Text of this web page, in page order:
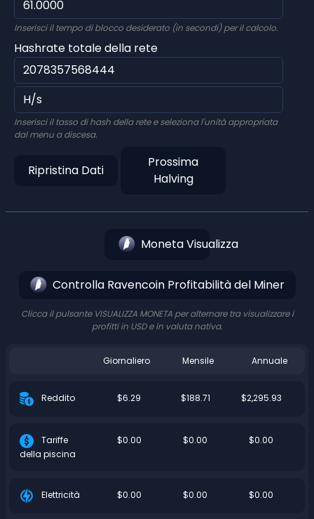
Inserisci il tempo di blocco desiderato (in secondi) per il calcolo.
Hashrate totale della rete
Inserisci il tasso di hash della rete e seleziona l'unità appropriata
dal menu a discesa.
Ripristina Dati
Prossima
Halving
Moneta Visualizza
Controlla Ravencoin Profitabilità del Miner
Clicca il pulsante VISUALIZZA MONETA per alternare tra visualizzare i
profitti in USD e in valuta nativa.
Giornaliero Mensile Annuale
Reddito $6.29 $188.71 $2,295.93
Tariffe
della piscina
$0.00 $0.00 $0.00
Elettricità $0.00 $0.00 $0.00